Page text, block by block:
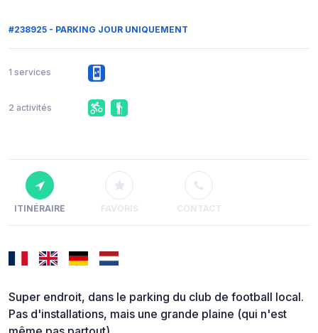
#238925 - PARKING JOUR UNIQUEMENT
1 services
2 activités
ITINÉRAIRE FAVORIS CONTACT
Super endroit, dans le parking du club de football local.
Pas d'installations, mais une grande plaine (qui n'est